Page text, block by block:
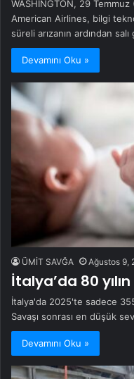
WASHINGTON, 29
American Airlines, bilgi
süreli arızanın ardından
Devamını Oku »
ÜMİT SAVĞA Ağustos 9,
İtalya’da 80
İtalya'da 2025'te sadece
Savaşı sonrası en düşük
Devamını Oku »